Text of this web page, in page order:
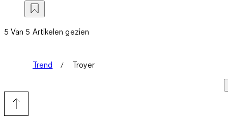
5 Van 5 Artikelen gezien
Trend Troyer